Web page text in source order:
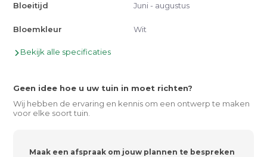
Bloeitijd Juni - augustus
Bloemkleur Wit
Bekijk alle specificaties
Geen idee hoe u uw tuin in moet richten?
Wij hebben de ervaring en kennis om een ontwerp te maken
voor elke soort tuin.
Maak een afspraak om jouw plannen te bespreken